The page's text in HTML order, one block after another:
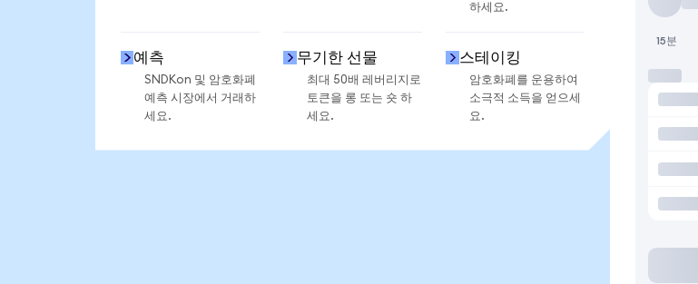
하세요.
예측
SNDKon 및 암호화폐
예측 시장에서 거래하
세요.
무기한 선물
최대 50배 레버리지로
토큰을 롱 또는 숏 하
세요.
스테이킹
암호화폐를 운용하여
소극적 소득을 얻으세
요.
15분